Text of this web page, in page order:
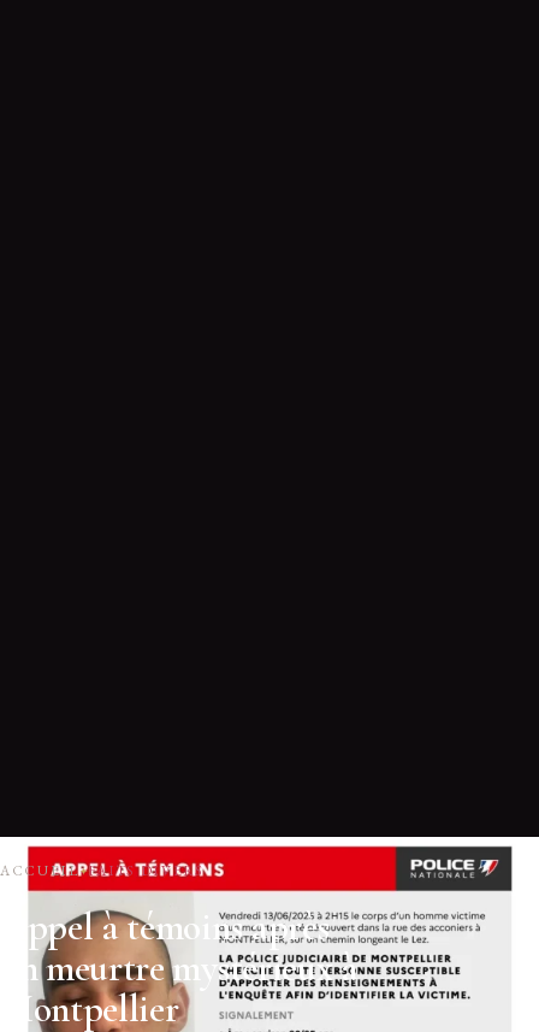
ACCUEIL FAITS DIVERS
Appel à témoins après
un meurtre mystérieux à
Montpellier